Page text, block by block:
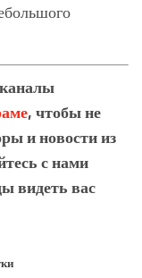
, чтобы не
и новости из
с нами
видеть вас